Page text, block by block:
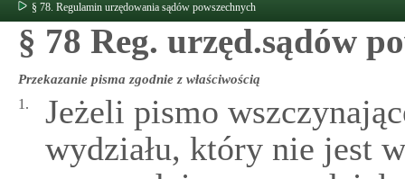
§ 78. Regulamin urzędowania sądów powszechnych
§ 78 Reg. urzęd.sądów
Przekazanie pisma zgodnie z właściwością
1.
Jeżeli pismo
wydziału, który nie jest